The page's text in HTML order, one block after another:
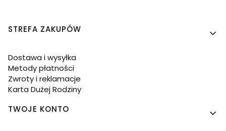
Linki w stopce
STREFA ZAKUPÓW
Dostawa i wysyłka
Metody płatności
Zwroty i reklamacje
Karta Dużej Rodziny
TWOJE KONTO